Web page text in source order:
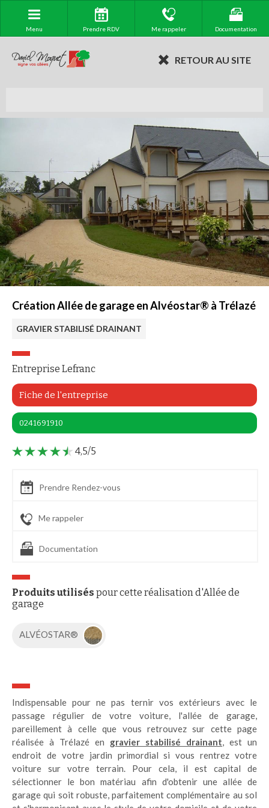
Menu Prendre RDV Me rappeler Documentation
RETOUR AU SITE
Création Allée de garage en Alvéostar® à Trélazé
GRAVIER STABILISÉ DRAINANT
Entreprise Lefranc
Fiche de l'entreprise
0241691910
4,5/5
Prendre Rendez-vous
Me rappeler
Documentation
Produits utilisés pour cette réalisation d'Allée de
garage
ALVÉOSTAR®
Indispensable pour ne pas ternir vos extérieurs avec le
passage régulier de votre voiture, l'allée de garage,
pareillement à celle que vous retrouvez sur cette page
réalisée à Trélazé en gravier stabilisé drainant, est un
endroit de votre jardin primordial si vous rentrez votre
voiture sur votre terrain. Pour cela, il est capital de
sélectionner le bon matériau afin d'obtenir une allée de
garage qui soit robuste, parfaitement complémentaire au sol